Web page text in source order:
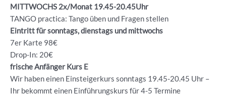
MITTWOCHS 2x/Monat 19.45-20.45Uhr
TANGO practica: Tango üben und Fragen stellen
Eintritt für sonntags, dienstags und mittwochs
7er Karte 98€
Drop-In: 20€
frische Anfänger Kurs E
Wir haben einen Einsteigerkurs sonntags 19.45-20.45 Uhr –
Ihr bekommt einen Einführungskurs für 4-5 Termine